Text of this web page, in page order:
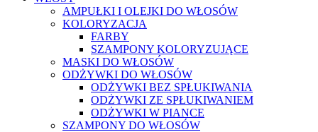
AMPUŁKI I OLEJKI DO WŁOSÓW
KOLORYZACJA
FARBY
SZAMPONY KOLORYZUJĄCE
MASKI DO WŁOSÓW
ODŻYWKI DO WŁOSÓW
ODŻYWKI BEZ SPŁUKIWANIA
ODŻYWKI ZE SPŁUKIWANIEM
ODŻYWKI W PIANCE
SZAMPONY DO WŁOSÓW